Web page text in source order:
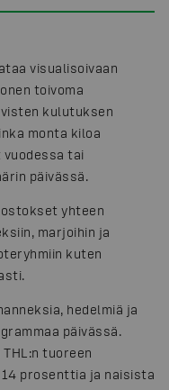
visualisoivaan
toivoma
kulutuksen
monta kiloa
vuodessa tai
päivässä.
yhteen
marjoihin ja
kuten
hedelmiä ja
päivässä.
tuoreen
prosenttia ja naisista